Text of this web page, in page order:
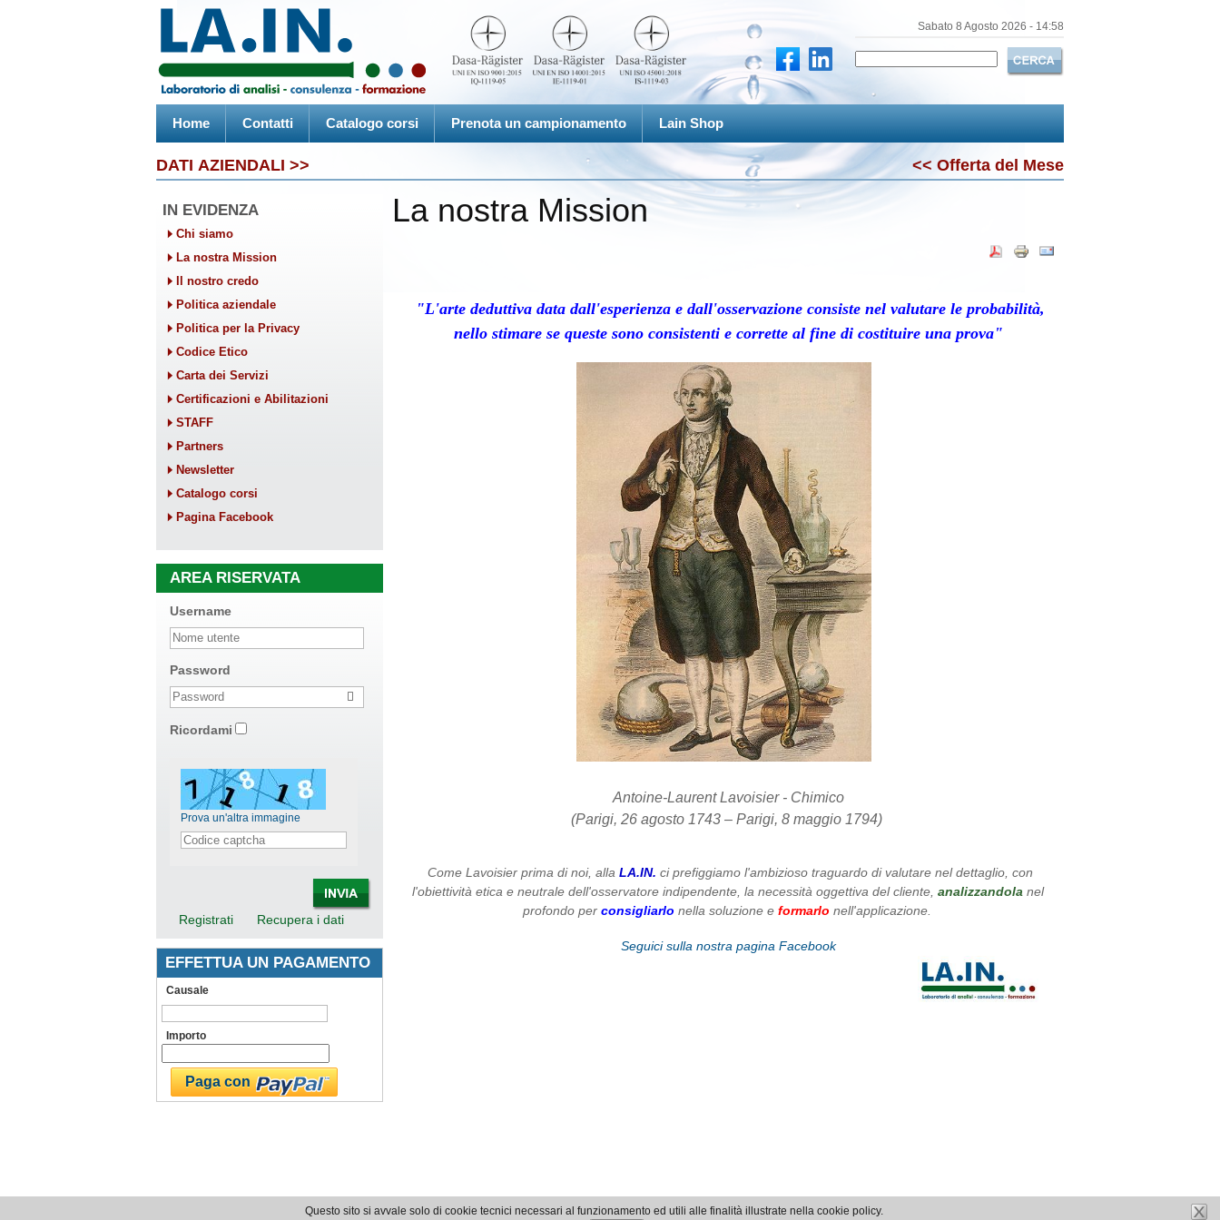
Questo sito si avvale solo di cookie tecnici necessari al funzionamento ed utili alle finalità illustrate nella cookie policy.
Sabato 8 Agosto 2026 - 14:58
Home Contatti Catalogo corsi Prenota un campionamento Lain Shop
DATI AZIENDALI >> << Offerta del Mese
IN EVIDENZA
Chi siamo
La nostra Mission
Il nostro credo
Politica aziendale
Politica per la Privacy
Codice Etico
Carta dei Servizi
Certificazioni e Abilitazioni
STAFF
Partners
Newsletter
Catalogo corsi
Pagina Facebook
AREA RISERVATA
Username
Password
Ricordami
Prova un'altra immagine
Registrati Recupera i dati
EFFETTUA UN PAGAMENTO
Causale
Importo
La nostra Mission
"L'arte deduttiva data dall'esperienza e dall'osservazione consiste nel valutare le probabilità,
nello stimare se queste sono consistenti e corrette al fine di costituire una prova"
Antoine-Laurent Lavoisier - Chimico
(Parigi, 26 agosto 1743 – Parigi, 8 maggio 1794)
Come Lavoisier prima di noi, alla LA.IN. ci prefiggiamo l'ambizioso traguardo di valutare nel dettaglio, con
l'obiettività etica e neutrale dell'osservatore indipendente, la necessità oggettiva del cliente, analizzandola nel
profondo per consigliarlo nella soluzione e formarlo nell'applicazione.
Seguici sulla nostra pagina Facebook